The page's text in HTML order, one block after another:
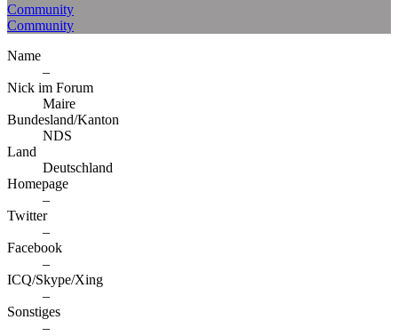
Community
Community
Name
–
Nick im Forum
Maire
Bundesland/Kanton
NDS
Land
Deutschland
Homepage
–
Twitter
–
Facebook
–
ICQ/Skype/Xing
–
Sonstiges
–